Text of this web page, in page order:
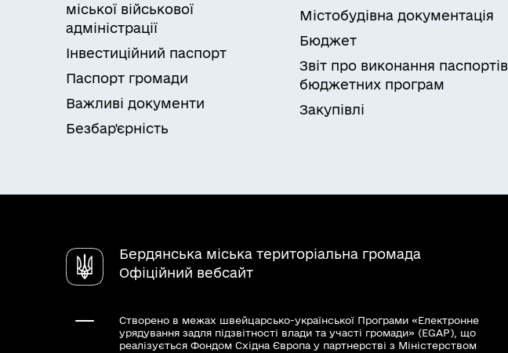
міської військової
адміністрації
Інвестиційний паспорт
Паспорт громади
Важливі документи
Безбар'єрність
Містобудівна документація
Бюджет
Звіт про виконання паспортів
бюджетних програм
Закупівлі
Бердянська міська територіальна громада
Офіційний вебсайт
Створено в межах швейцарсько-української Програми «Електронне
урядування задля підзвітності влади та участі громади» (EGAP), що
реалізується Фондом Східна Європа у партнерстві з Міністерством